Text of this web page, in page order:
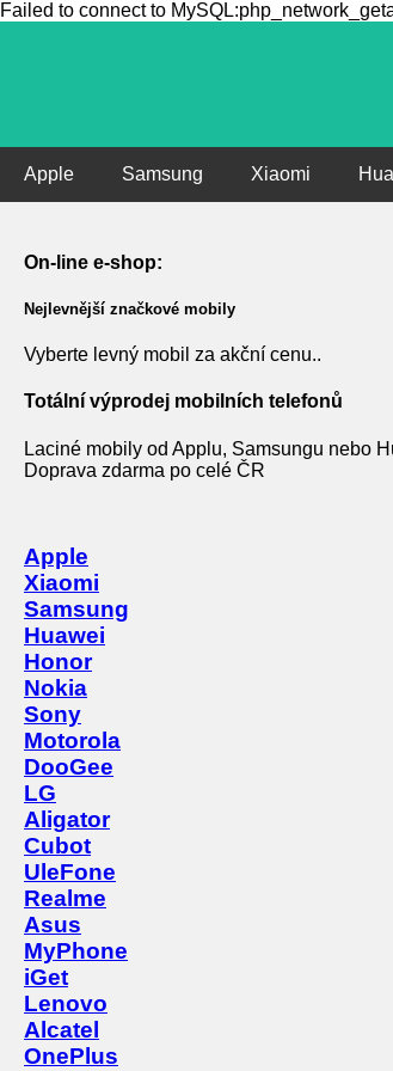
Failed to connect to
Apple Samsung Xiaomi
On-line e-shop:
Nejlevnější značkové mobily
Vyberte levný mobil za akční cenu..
Totální výprodej mobilních telefonů
Laciné mobily od Applu, Samsungu nebo
Doprava zdarma po celé ČR
Apple
Xiaomi
Samsung
Huawei
Honor
Nokia
Sony
Motorola
DooGee
LG
Aligator
Cubot
UleFone
Realme
Asus
MyPhone
iGet
Lenovo
Alcatel
OnePlus